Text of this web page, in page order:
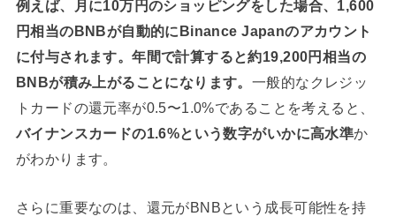
例えば、月に10万円のショッピングをした場合、1,600
円相当のBNBが自動的にBinance Japanのアカウント
に付与されます。年間で計算すると約19,200円相当の
BNBが積み上がることになります。 一般的なクレジッ
トカードの還元率が0.5〜1.0%であることを考えると、
バイナンスカードの1.6%という数字がいかに高水準か
がわかります。
さらに重要なのは、還元がBNBという成長可能性を持